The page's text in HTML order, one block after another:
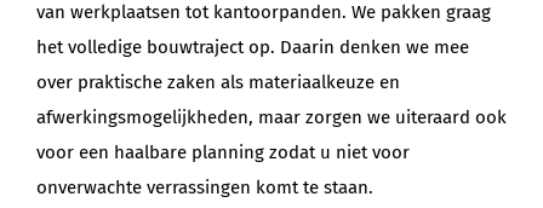
van werkplaatsen tot kantoorpanden. We pakken graag
het volledige bouwtraject op. Daarin denken we mee
over praktische zaken als materiaalkeuze en
afwerkingsmogelijkheden, maar zorgen we uiteraard ook
voor een haalbare planning zodat u niet voor
onverwachte verrassingen komt te staan.